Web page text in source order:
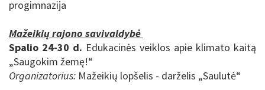
progimnazija
Mažeikių rajono savivaldybė
Spalio 24-30 d. Edukacinės veiklos apie klimato kaitą
„Saugokim žemę!“
Organizatorius: Mažeikių lopšelis - darželis „Saulutė“